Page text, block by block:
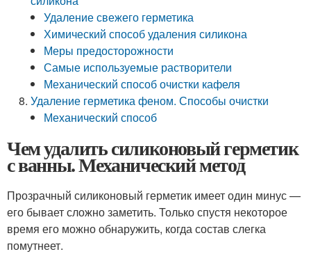
Удаление свежего герметика
Химический способ удаления силикона
Меры предосторожности
Самые используемые растворители
Механический способ очистки кафеля
Удаление герметика феном. Способы очистки
Механический способ
Чем удалить силиконовый герметик
с ванны. Механический метод
Прозрачный силиконовый герметик имеет один минус —
его бывает сложно заметить. Только спустя некоторое
время его можно обнаружить, когда состав слегка
помутнеет.